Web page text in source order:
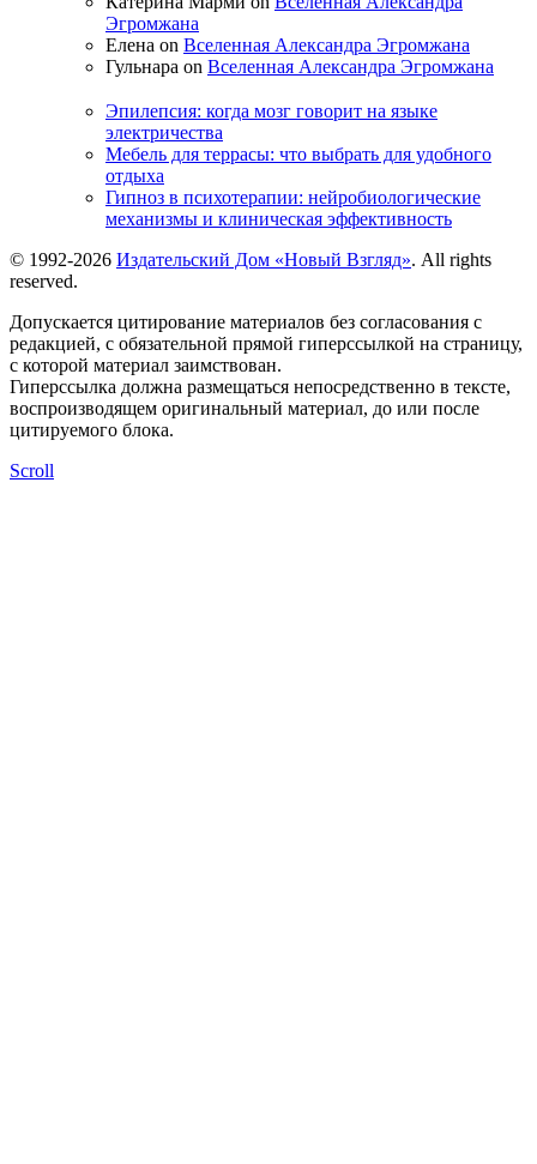
Эгромжана
Елена on Вселенная Александра Эгромжана
Гульнара on Вселенная Александра Эгромжана
Эпилепсия: когда мозг говорит на языке
электричества
Мебель для террасы: что выбрать для удобного
отдыха
Гипноз в психотерапии: нейробиологические
механизмы и клиническая эффективность
© 1992-2026 Издательский Дом «Новый Взгляд». All rights
reserved.
Допускается цитирование материалов без согласования с
редакцией, с обязательной прямой гиперссылкой на страницу,
с которой материал заимствован.
Гиперссылка должна размещаться непосредственно в тексте,
воспроизводящем оригинальный материал, до или после
цитируемого блока.
Scroll